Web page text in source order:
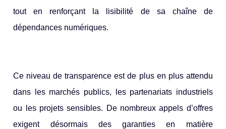
tout en renforçant la lisibilité de sa chaîne de
dépendances numériques.
Ce niveau de transparence est de plus en plus attendu
dans les marchés publics, les partenariats industriels
ou les projets sensibles. De nombreux appels d’offres
exigent désormais des garanties en matière